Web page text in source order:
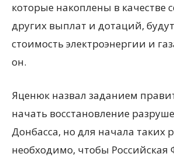
которые накоплены в качестве
других выплат и дотаций,
стоимость электроэнергии и
он.
Яценюк назвал заданием
начать восстановление
Донбасса, но для начала таких
необходимо, чтобы Российская